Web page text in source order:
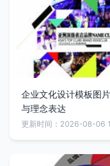
企业文化设计模板图
与理念表达
更新时间：2026-08-06